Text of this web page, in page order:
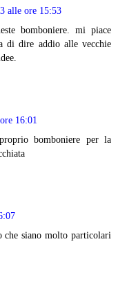
alle ore 15:53
bomboniere. mi piace
di dire addio alle vecchie
16:01
bomboniere per la
che siano molto particolari